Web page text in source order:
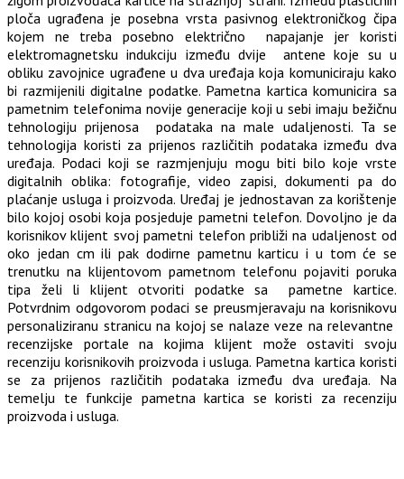
ploča ugrađena je posebna vrsta pasivnog elektroničkog čipa
kojem ne treba posebno električno napajanje jer koristi
elektromagnetsku indukciju između dvije antene koje su u
obliku zavojnice ugrađene u dva uređaja koja komuniciraju kako
bi razmijenili digitalne podatke. Pametna kartica komunicira sa
pametnim telefonima novije generacije koji u sebi imaju bežičnu
tehnologiju prijenosa podataka na male udaljenosti. Ta se
tehnologija koristi za prijenos različitih podataka između dva
uređaja. Podaci koji se razmjenjuju mogu biti bilo koje vrste
digitalnih oblika: fotografije, video zapisi, dokumenti pa do
plaćanje usluga i proizvoda. Uređaj je jednostavan za korištenje
bilo kojoj osobi koja posjeduje pametni telefon. Dovoljno je da
korisnikov klijent svoj pametni telefon približi na udaljenost od
oko jedan cm ili pak dodirne pametnu karticu i u tom će se
trenutku na klijentovom pametnom telefonu pojaviti poruka
tipa želi li klijent otvoriti podatke sa pametne kartice.
Potvrdnim odgovorom podaci se preusmjeravaju na korisnikovu
personaliziranu stranicu na kojoj se nalaze veze na relevantne
recenzijske portale na kojima klijent može ostaviti svoju
recenziju korisnikovih proizvoda i usluga. Pametna kartica koristi
se za prijenos različitih podataka između dva uređaja. Na
temelju te funkcije pametna kartica se koristi za recenziju
proizvoda i usluga.